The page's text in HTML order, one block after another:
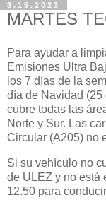
8.15.2023
MARTES
Para ayudar a
Emisiones Ultra
los 7 días de la
día de Navidad (25
cubre todas las
Norte y Sur. Las
Circular (A205) no
Si su vehículo no
de ULEZ y no está
12.50 para